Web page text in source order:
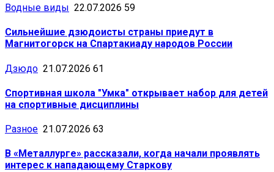
Водные виды 22.07.2026 59
Сильнейшие дзюдоисты страны приедут в
Магнитогорск на Спартакиаду народов России
Дзюдо 21.07.2026 61
Спортивная школа "Умка" открывает набор для детей
на спортивные дисциплины
Разное 21.07.2026 63
В «Металлурге» рассказали, когда начали проявлять
интерес к нападающему Старкову